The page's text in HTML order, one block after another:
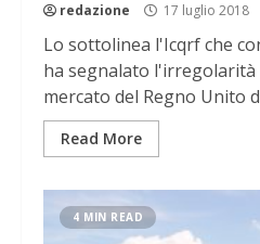
redazione 17 luglio 2018
Lo sottolinea l'Icqrf che
ha segnalato l'irregolarità
mercato del Regno Unito
Read More
4 MIN READ